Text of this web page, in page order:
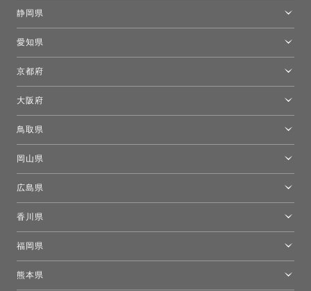
FLOS｜フロスデザインスペース青山
静岡県
愛知県
京都府
大阪府
鳥取県
岡山県
広島県
香川県
福岡県
熊本県